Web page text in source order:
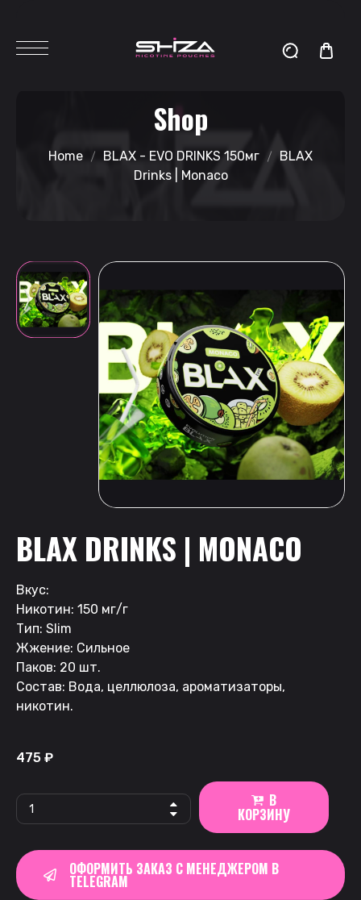
Shop
Home BLAX - EVO DRINKS 150мг
BLAX
Drinks | Monaco
BLAX DRINKS | MONACO
Вкус:
Никотин: 150 мг/г
Тип: Slim
Жжение: Сильное
Паков: 20 шт.
Состав: Вода, целлюлоза, ароматизаторы,
никотин.
475 ₽
В
КОРЗИНУ
ОФОРМИТЬ ЗАКАЗ С МЕНЕДЖЕРОМ В
TELEGRAM